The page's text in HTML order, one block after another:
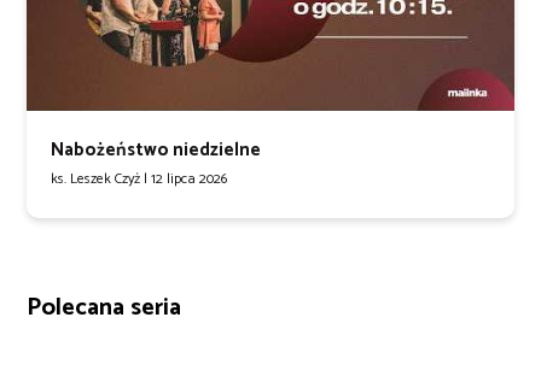
Nabożeństwo niedzielne
ks. Leszek Czyż | 12 lipca 2026
Polecana seria